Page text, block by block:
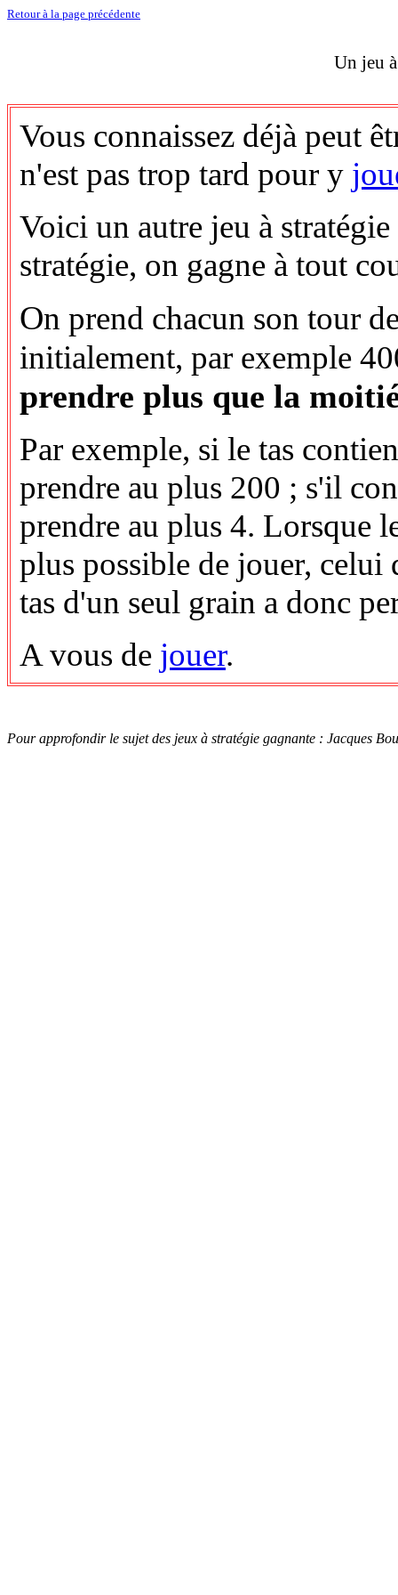
Retour à la page précédente
Un jeu
Vous connaissez déjà peut
n'est pas trop tard pour y
Voici un autre jeu à
stratégie, on gagne à tout
On prend chacun son tour
initialement, par exemple
prendre plus que la
Par exemple, si le tas
prendre au plus 200 ; s'il
prendre au plus 4. Lorsque
plus possible de jouer,
tas d'un seul grain a donc
A vous de jouer.
Pour approfondir le sujet des jeux à stratégie gagnante : Jacques